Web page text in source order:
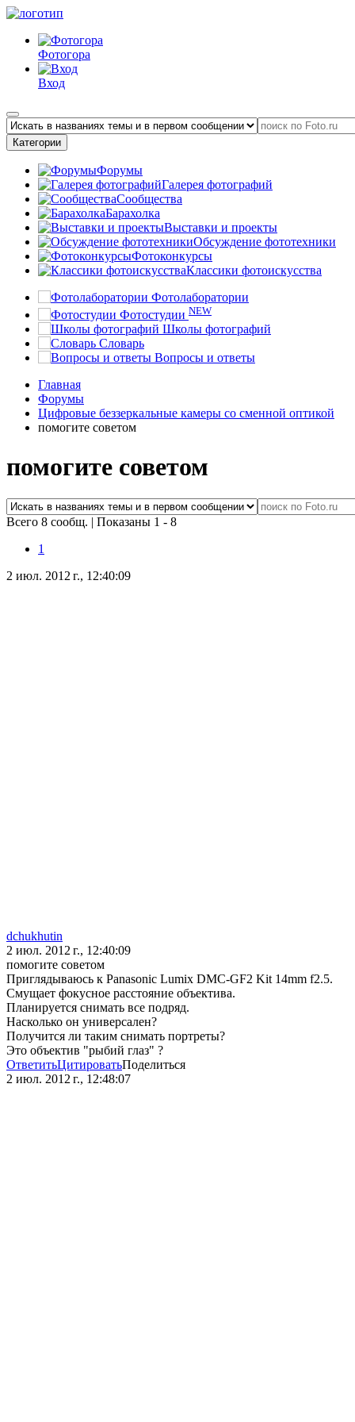
Фотогора
Вход
Категории
Форумы
Галерея фотографий
Сообщества
Барахолка
Выставки и проекты
Обсуждение фототехники
Фотоконкурсы
Классики фотоискусства
Фотолаборатории
Фотостудии NEW
Школы фотографий
Словарь
Вопросы и ответы
Главная
Форумы
Цифровые беззеркальные камеры со сменной оптикой
помогите советом
помогите советом
Всего 8 сообщ. | Показаны 1 - 8
1
2 июл. 2012 г., 12:40:09
dchukhutin
2 июл. 2012 г., 12:40:09
помогите советом
Приглядываюсь к Panasonic Lumix DMC-GF2 Kit 14mm f2.5.
Смущает фокусное расстояние объектива.
Планируется снимать все подряд.
Насколько он универсален?
Получится ли таким снимать портреты?
Это объектив "рыбий глаз" ?
ОтветитьЦитироватьПоделиться
2 июл. 2012 г., 12:48:07